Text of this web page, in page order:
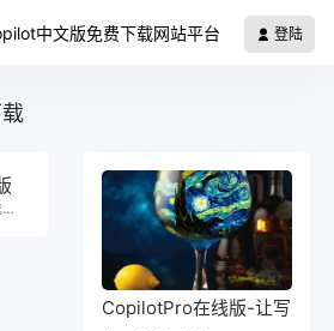
中文版免费下载网站平台 登陆
Copilot中文版免费使用。
CopilotPro在线版-让写